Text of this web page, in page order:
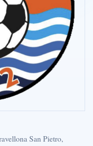
San Pietro,